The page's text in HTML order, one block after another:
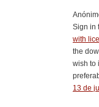
Sign in
with
the
wish to
13 de